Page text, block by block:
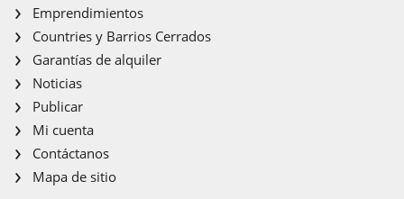
Emprendimientos
Countries y Barrios Cerrados
Garantías de alquiler
Noticias
Publicar
Mi cuenta
Contáctanos
Mapa de sitio